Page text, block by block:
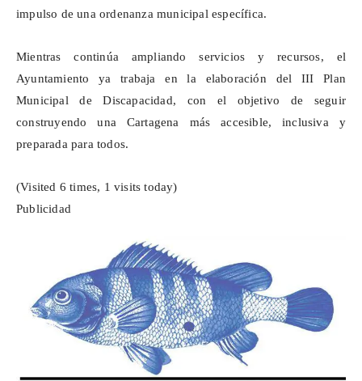
impulso de una ordenanza municipal específica.
Mientras continúa ampliando servicios y recursos, el
Ayuntamiento ya trabaja en la elaboración del III Plan
Municipal de Discapacidad, con el objetivo de seguir
construyendo una Cartagena más accesible, inclusiva y
preparada para todos.
(Visited 6 times, 1 visits today)
Publicidad